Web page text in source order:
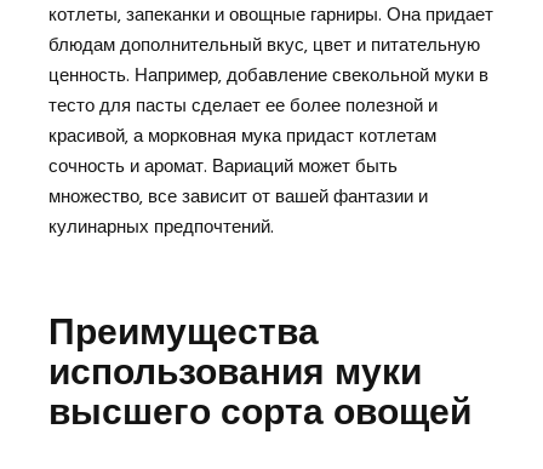
котлеты‚ запеканки и овощные гарниры. Она придает
блюдам дополнительный вкус‚ цвет и питательную
ценность. Например‚ добавление свекольной муки в
тесто для пасты сделает ее более полезной и
красивой‚ а морковная мука придаст котлетам
сочность и аромат. Вариаций может быть
множество‚ все зависит от вашей фантазии и
кулинарных предпочтений.
Преимущества
использования муки
высшего сорта овощей